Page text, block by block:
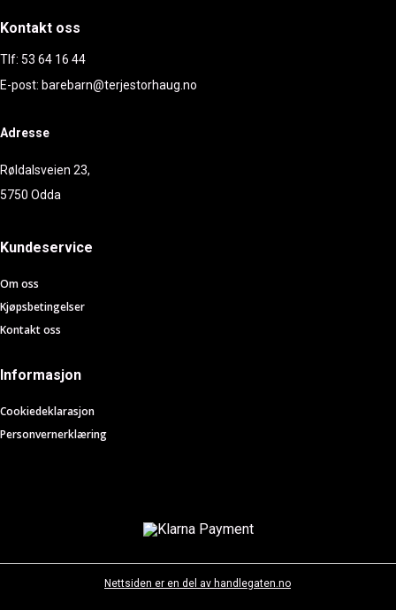
Kontakt oss
Tlf: 53 64 16 44
E-post: barebarn@terjestorhaug.no
Adresse
Røldalsveien 23,
5750 Odda
Kundeservice
Om oss
Kjøpsbetingelser
Kontakt oss
Informasjon
Cookiedeklarasjon
Personvernerklæring
Nettsiden er en del av handlegaten.no